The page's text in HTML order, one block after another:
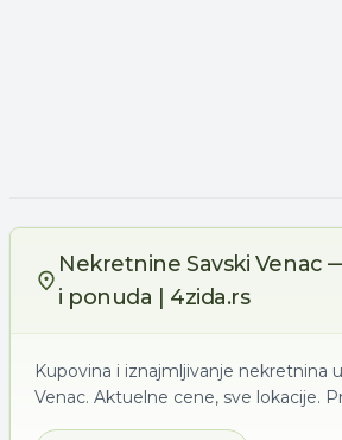
Nekretnine Savski Venac
i ponuda | 4zida.rs
Kupovina i iznajmljivanje nekretnina
Venac. Aktuelne cene, sve lokacije.